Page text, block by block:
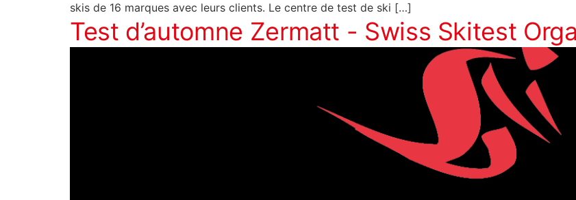
skis de 16 marques avec leurs clients. Le centre de test de ski […]
Test d’automne Zermatt - Swiss Skitest